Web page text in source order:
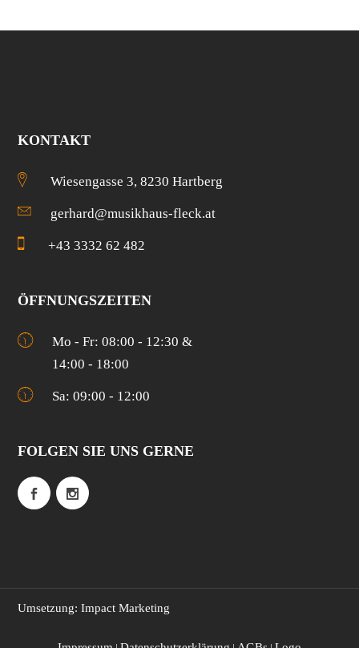
KONTAKT
Wiesengasse 3, 8230 Hartberg
gerhard@musikhaus-fleck.at
+43 3332 62 482
ÖFFNUNGSZEITEN
Mo - Fr: 08:00 - 12:30 &
14:00 - 18:00
Sa: 09:00 - 12:00
FOLGEN SIE UNS GERNE
Umsetzung: Impact Marketing